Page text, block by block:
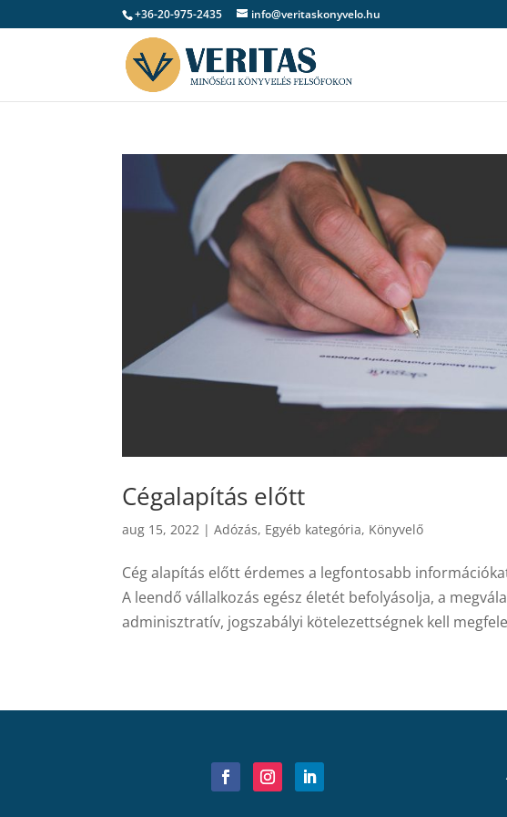
+36-20-975-2435 info@veritaskonyvelo.hu
Cégalapítás előtt
aug 15, 2022 |Adózás, Egyéb kategória, Könyvelő
Cég alapítás előtt érdemes a legfontosabb
A leendő vállalkozás egész életét befolyásolja, a
adminisztratív, jogszabályi kötelezettségnek kell